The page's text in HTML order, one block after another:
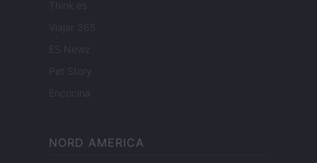
Think.es
Viajar 365
ES Newz
Pet Story
Encocina
NORD AMERICA